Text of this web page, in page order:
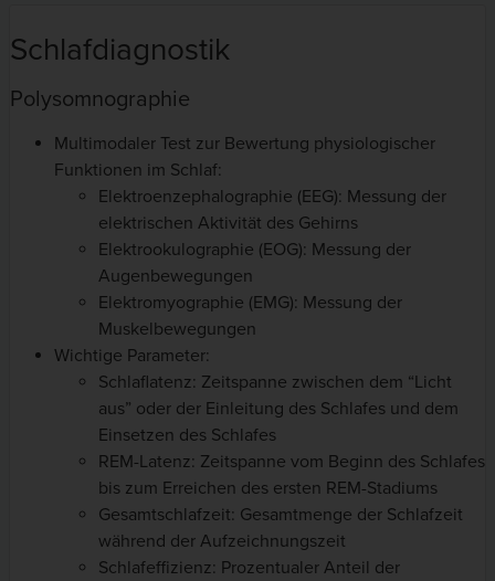
Schlafdiagnostik
Polysomnographie
Multimodaler Test zur Bewertung physiologischer
Funktionen im Schlaf:
Elektroenzephalographie (EEG): Messung der
elektrischen Aktivität des Gehirns
Elektrookulographie (EOG): Messung der
Augenbewegungen
Elektromyographie (EMG): Messung der
Muskelbewegungen
Wichtige Parameter:
Schlaflatenz: Zeitspanne zwischen dem “Licht
aus” oder der Einleitung des Schlafes und dem
Einsetzen des Schlafes
REM-Latenz: Zeitspanne vom Beginn des Schlafes
bis zum Erreichen des ersten REM-Stadiums
Gesamtschlafzeit: Gesamtmenge der Schlafzeit
während der Aufzeichnungszeit
Schlafeffizienz: Prozentualer Anteil der